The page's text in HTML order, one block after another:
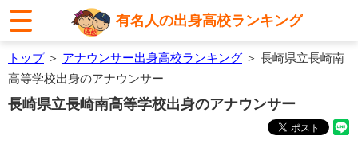
有名人の出身高校ランキング
トップ＞ アナウンサー出身高校ランキング ＞ 長崎県立長崎南
高等学校出身のアナウンサー
長崎県立長崎南高等学校出身のアナウンサー